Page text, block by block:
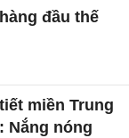
đầu thế
miền Trung
Nắng nóng